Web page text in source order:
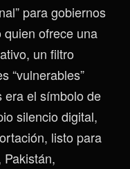
para gobiernos
ofrece una
un filtro
“vulnerables”
era el símbolo de
silencio digital,
listo para